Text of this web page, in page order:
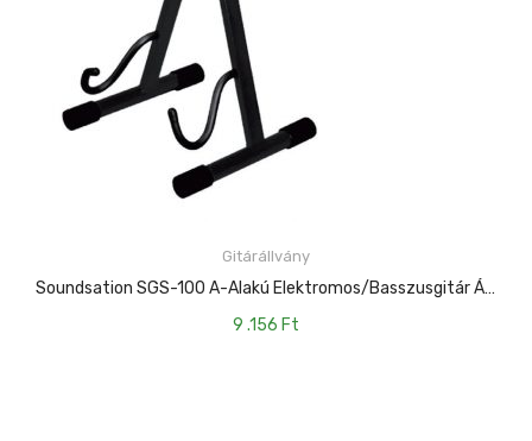
Gitárállvány
Soundsation SGS-100 A-Alakú Elektromos/basszusgitár Állvány
9 .156 Ft
KOSÁRBA TESZEM